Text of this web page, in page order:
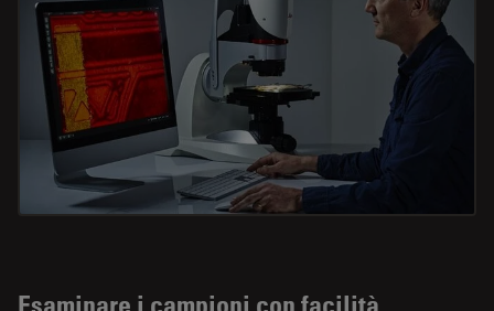
Esaminare i campioni con facilità